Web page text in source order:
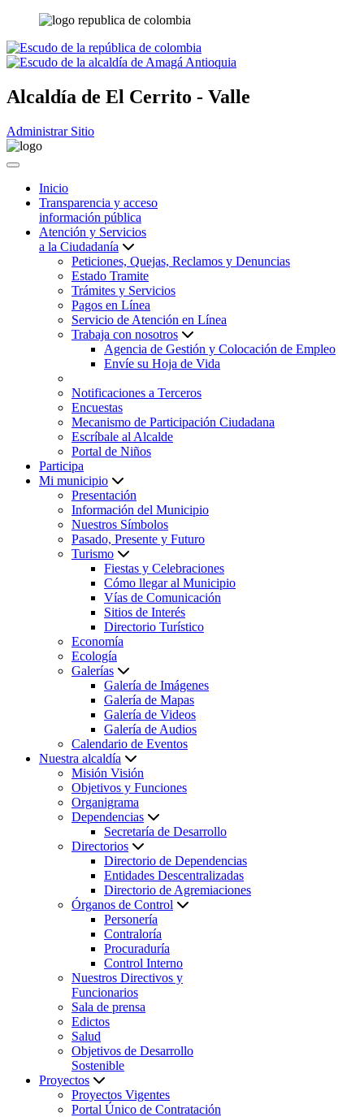
Alcaldía de El Cerrito - Valle
Administrar Sitio
Inicio
Transparencia y acceso
información pública
Atención y Servicios
a la Ciudadanía
Peticiones, Quejas, Reclamos y Denuncias
Estado Tramite
Trámites y Servicios
Pagos en Línea
Servicio de Atención en Línea
Trabaja con nosotros
Agencia de Gestión y Colocación de Empleo
Envíe su Hoja de Vida
Notificaciones a Terceros
Encuestas
Mecanismo de Participación Ciudadana
Escríbale al Alcalde
Portal de Niños
Participa
Mi municipio
Presentación
Información del Municipio
Nuestros Símbolos
Pasado, Presente y Futuro
Turismo
Fiestas y Celebraciones
Cómo llegar al Municipio
Vías de Comunicación
Sitios de Interés
Directorio Turístico
Economía
Ecología
Galerías
Galería de Imágenes
Galería de Mapas
Galería de Videos
Galería de Audios
Calendario de Eventos
Nuestra alcaldía
Misión Visión
Objetivos y Funciones
Organigrama
Dependencias
Secretaría de Desarrollo
Directorios
Directorio de Dependencias
Entidades Descentralizadas
Directorio de Agremiaciones
Órganos de Control
Personería
Contraloría
Procuraduría
Control Interno
Nuestros Directivos y
Funcionarios
Sala de prensa
Edictos
Salud
Objetivos de Desarrollo
Sostenible
Proyectos
Proyectos Vigentes
Portal Único de Contratación